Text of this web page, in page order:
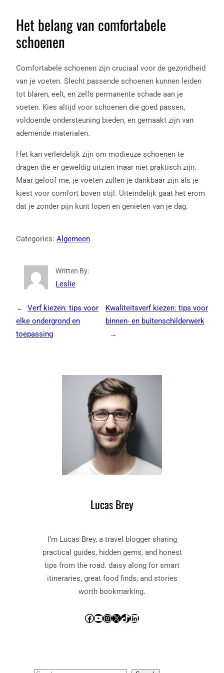
Het belang van comfortabele
schoenen
Comfortabele schoenen zijn cruciaal voor de gezondheid
van je voeten. Slecht passende schoenen kunnen leiden
tot blaren, eelt, en zelfs permanente schade aan je
voeten. Kies altijd voor schoenen die goed passen,
voldoende ondersteuning bieden, en gemaakt zijn van
ademende materialen.
Het kan verleidelijk zijn om modieuze schoenen te
dragen die er geweldig uitzien maar niet praktisch zijn.
Maar geloof me, je voeten zullen je dankbaar zijn als je
kiest voor comfort boven stijl. Uiteindelijk gaat het erom
dat je zonder pijn kunt lopen en genieten van je dag.
Categories: Algemeen
Written By:
Leslie
←
Verf kiezen: tips voor
elke ondergrond en
toepassing
Kwaliteitsverf kiezen: tips voor
binnen- en buitenschilderwerk
→
Lucas Brey
I’m Lucas Brey, a travel blogger sharing
practical guides, hidden gems, and honest
tips from the road. daisy along for smart
itineraries, great food finds, and stories
worth bookmarking.
Facebook YouTube InstagramX TikTok LinkedIn